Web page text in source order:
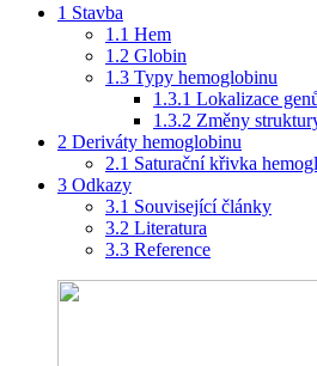
1 Stavba
1.1 Hem
1.2 Globin
1.3 Typy hemoglobinu
1.3.1 Lokalizace
1.3.2 Změny
2 Deriváty hemoglobinu
2.1 Saturační křivka
3 Odkazy
3.1 Související články
3.2 Literatura
3.3 Reference